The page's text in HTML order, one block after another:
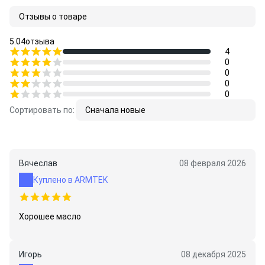
Отзывы о товаре
5.04отзыва
4
0
0
0
0
Сортировать по:
Сначала новые
Вячеслав
08 февраля 2026
Куплено в ARMTEK
Хорошее масло
Игорь 08 декабря 2025